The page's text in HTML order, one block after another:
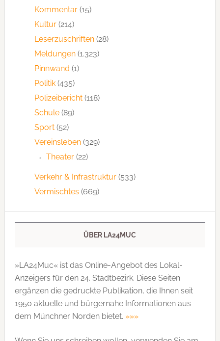
Kommentar(15)
Kultur(214)
Leserzuschriften(28)
Meldungen(1.323)
Pinnwand (1)
Politik(435)
Polizeibericht(118)
Schule(89)
Sport(52)
Vereinsleben(329)
Theater(22)
Verkehr & Infrastruktur(533)
Vermischtes (669)
ÜBER LA24MUC
»LA24Muc« ist das Online-Angebot des Lokal-
Anzeigers für den 24. Stadtbezirk. Diese Seiten
ergänzen die gedruckte Publi­kation, die Ihnen seit
1950 aktuelle und bürgernahe Informationen aus
dem Münchner Norden bietet. »»»